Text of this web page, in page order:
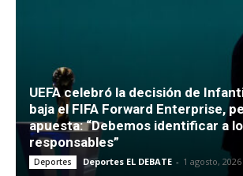
UEFA celebró la decisión de
baja el FIFA Forward Enterprise,
apuesta: “Debemos identificar a
responsables”
Deportes Deportes EL DEBATE - 1 agosto, 2026